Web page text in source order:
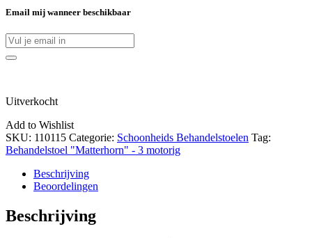
Email mij wanneer beschikbaar
Uitverkocht
Add to Wishlist
SKU: 110115 Categorie: Schoonheids Behandelstoelen Tag:
Behandelstoel "Matterhorn" - 3 motorig
Beschrijving
Beoordelingen
Beschrijving